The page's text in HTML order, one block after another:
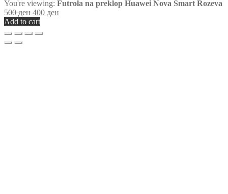
You're viewing: Futrola na preklop Huawei Nova Smart Rozeva
500ден 400 ден
Add to cart